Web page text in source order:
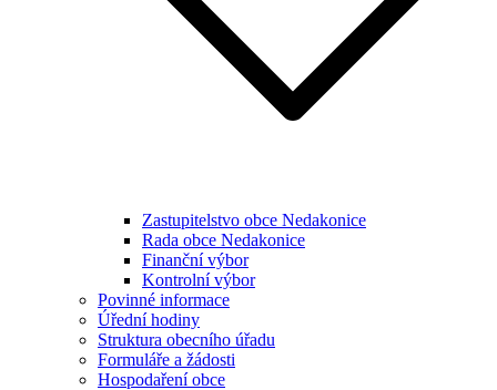
Zastupitelstvo obce Nedakonice
Rada obce Nedakonice
Finanční výbor
Kontrolní výbor
Povinné informace
Úřední hodiny
Struktura obecního úřadu
Formuláře a žádosti
Hospodaření obce